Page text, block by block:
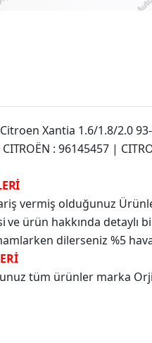
Xantia 1.6/1.8/2.0
CITROËN : 96145457 |
vermiş olduğunuz
ve ürün hakkında detaylı
dilerseniz %5
tüm ürünler marka